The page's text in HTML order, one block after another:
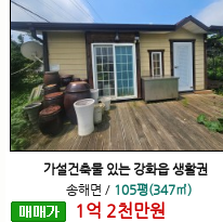
가설건축물 있는 강화읍 생활권
송해면 / 105평(347㎡)
1 억 2천만원